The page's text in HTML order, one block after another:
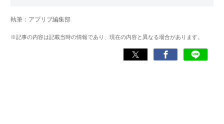
化アプリの紹介）、TBS『サタプラ』（スマホライフが変
スマホアプリ）他
執筆：アプリブ編集部
※記事の内容は記載当時の情報であり、現在の内容と異なる場合があります。